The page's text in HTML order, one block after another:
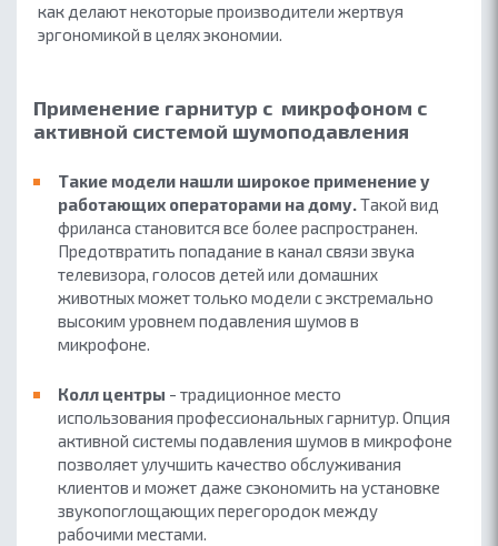
как делают некоторые производители жертвуя
эргономикой в целях экономии.
Применение гарнитур с микрофоном с
активной системой шумоподавления
Такие модели нашли широкое применение у
работающих операторами на дому.Такой вид
фриланса становится все более распространен.
Предотвратить попадание в канал связи звука
телевизора, голосов детей или домашних
животных может только модели с экстремально
высоким уровнем подавления шумов в
микрофоне.
Колл центры - традиционное место
использования профессиональных гарнитур. Опция
активной системы подавления шумов в микрофоне
позволяет улучшить качество обслуживания
клиентов и может даже сэкономить на установке
звукопоглощающих перегородок между
рабочими местами.